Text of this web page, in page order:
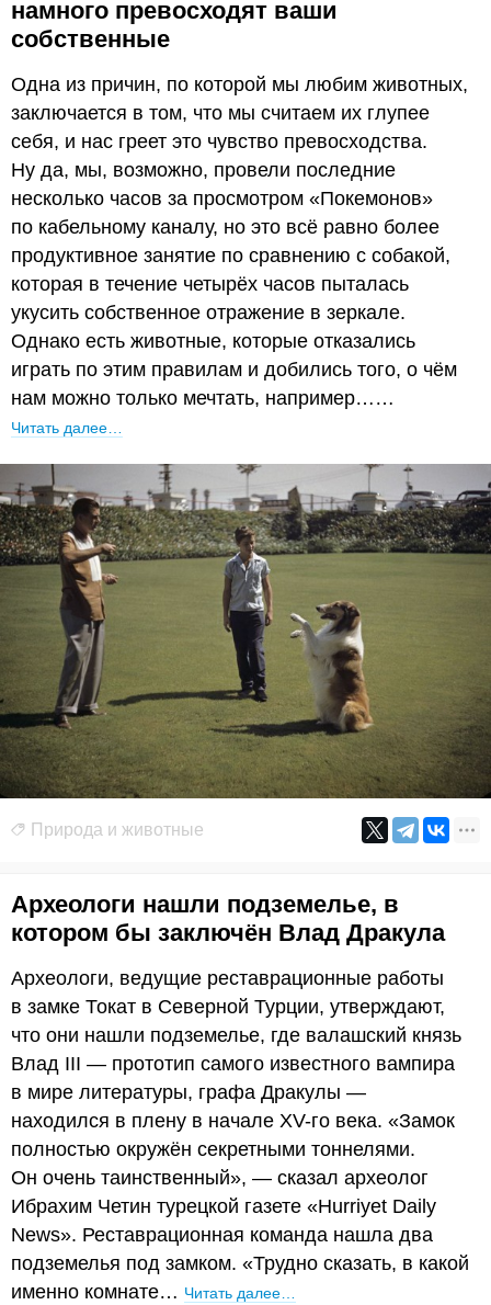
намного превосходят ваши
собственные
Одна из причин, по которой мы любим животных,
заключается в том, что мы считаем их глупее
себя, и нас греет это чувство превосходства.
Ну да, мы, возможно, провели последние
несколько часов за просмотром «Покемонов»
по кабельному каналу, но это всё равно более
продуктивное занятие по сравнению с собакой,
которая в течение четырёх часов пыталась
укусить собственное отражение в зеркале.
Однако есть животные, которые отказались
играть по этим правилам и добились того, о чём
нам можно только мечтать, например……
Читать далее…
Природа и животные
Археологи нашли подземелье, в
котором бы заключён Влад Дракула
Археологи, ведущие реставрационные работы
в замке Токат в Северной Турции, утверждают,
что они нашли подземелье, где валашский князь
Влад III — прототип самого известного вампира
в мире литературы, графа Дракулы —
находился в плену в начале XV-го века. «Замок
полностью окружён секретными тоннелями.
Он очень таинственный», — сказал археолог
Ибрахим Четин турецкой газете «Hurriyet Daily
News». Реставрационная команда нашла два
подземелья под замком. «Трудно сказать, в какой
именно комнате… Читать далее…